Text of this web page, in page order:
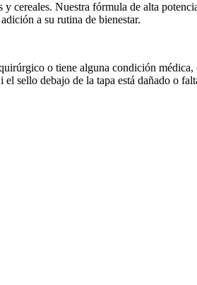
cereales. Nuestra fórmula de alta
a su rutina de bienestar.
o tiene alguna condición médica,
sello debajo de la tapa está dañado o